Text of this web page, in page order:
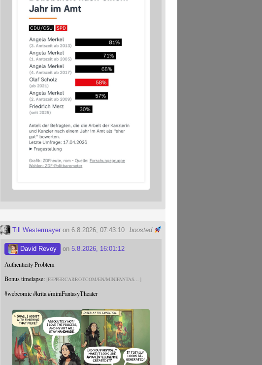
boosted
Till Westermayer on 6.8.2026, 07:43:10
David Revoy on5.8.2026, 16:01:12
Authenticity Problem
Bonus timelapse: PEPPERCARROT.COM/EN/MINIFANTAS
#webcomic #krita#miniFantasyTheater